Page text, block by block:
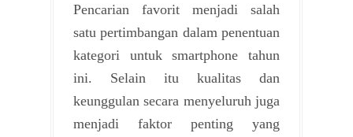
Pencarian favorit menjadi salah
satu pertimbangan dalam penentuan
kategori untuk smartphone tahun
ini. Selain itu kualitas dan
keunggulan secara menyeluruh juga
menjadi faktor penting yang